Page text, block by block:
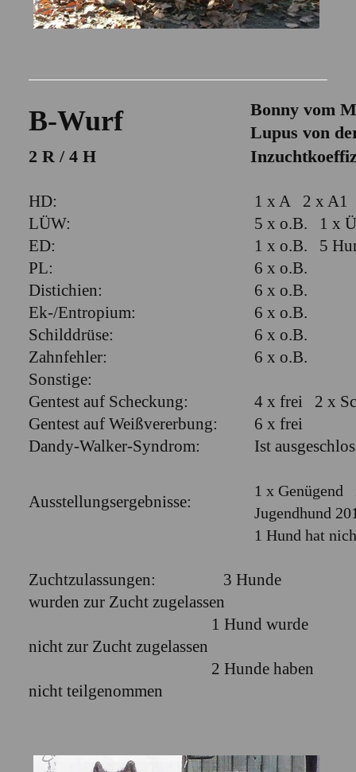
B-Wurf
Bonny vom
Lupus von
2 R / 4 H
HD:
1 x A 2 x A1
LÜW:
5 x o.B. 1 x
ED:
1 x o.B. 5
PL:
6 x o.B.
Distichien:
6 x o.B.
Ek-/Entropium:
6 x o.B.
Schilddrüse:
6 x o.B.
Zahnfehler:
6 x o.B.
Sonstige:
Gentest auf Scheckung:
4 x frei 2 x
Gentest auf Weißvererbung:
6 x frei
Dandy-Walker-Syndrom:
Ist
Ausstellungsergebnisse:
1 x
Jugendhund
1 Hund hat
Zuchtzulassungen: 3 Hunde
wurden zur Zucht zugelassen
1 Hund wurde
nicht zur Zucht zugelassen
2 Hunde haben
nicht teilgenommen